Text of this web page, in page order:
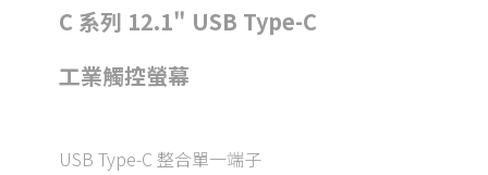
C 系列 12.1" USB Type-C
工業觸控螢幕
USB Type-C 整合單一端子